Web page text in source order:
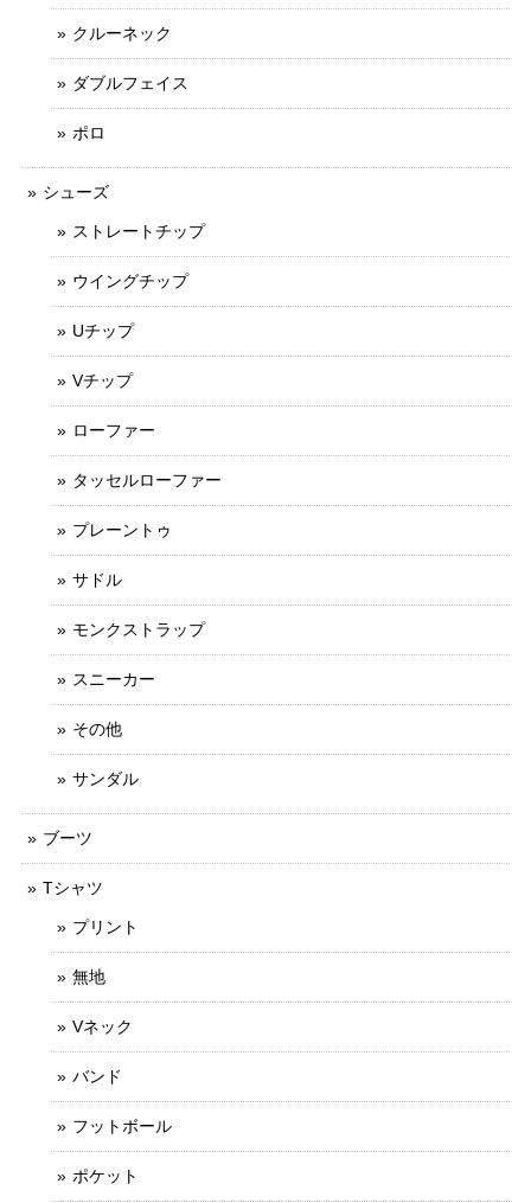
クルーネック
ダブルフェイス
ポロ
シューズ
ストレートチップ
ウイングチップ
Uチップ
Vチップ
ローファー
タッセルローファー
プレーントゥ
サドル
モンクストラップ
スニーカー
その他
サンダル
ブーツ
Tシャツ
プリント
無地
Vネック
バンド
フットボール
ポケット